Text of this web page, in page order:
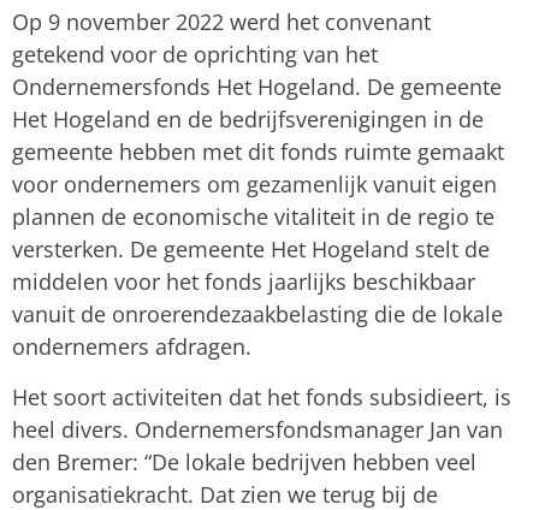
Op 9 november 2022 werd het convenant
getekend voor de oprichting van het
Ondernemersfonds Het Hogeland. De gemeente
Het Hogeland en de bedrijfsverenigingen in de
gemeente hebben met dit fonds ruimte gemaakt
voor ondernemers om gezamenlijk vanuit eigen
plannen de economische vitaliteit in de regio te
versterken. De gemeente Het Hogeland stelt de
middelen voor het fonds jaarlijks beschikbaar
vanuit de onroerendezaakbelasting die de lokale
ondernemers afdragen.
Het soort activiteiten dat het fonds subsidieert, is
heel divers. Ondernemersfondsmanager Jan van
den Bremer: “De lokale bedrijven hebben veel
organisatiekracht. Dat zien we terug bij de